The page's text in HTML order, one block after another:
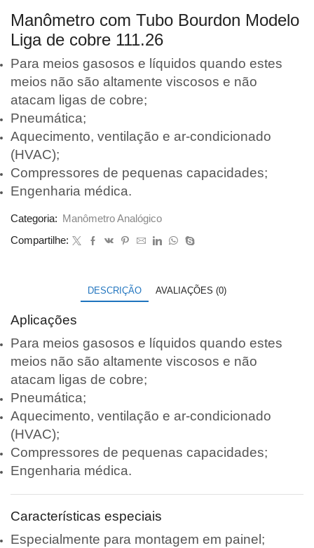
Manômetro com Tubo Bourdon Modelo
Liga de cobre 111.26
Para meios gasosos e líquidos quando estes
meios não são altamente viscosos e não
atacam ligas de cobre;
Pneumática;
Aquecimento, ventilação e ar-condicionado
(HVAC);
Compressores de pequenas capacidades;
Engenharia médica.
Categoria:
Manômetro Analógico
Compartilhe:
DESCRIÇÃO AVALIAÇÕES (0)
Aplicações
Para meios gasosos e líquidos quando estes
meios não são altamente viscosos e não
atacam ligas de cobre;
Pneumática;
Aquecimento, ventilação e ar-condicionado
(HVAC);
Compressores de pequenas capacidades;
Engenharia médica.
Características especiais
Especialmente para montagem em painel;